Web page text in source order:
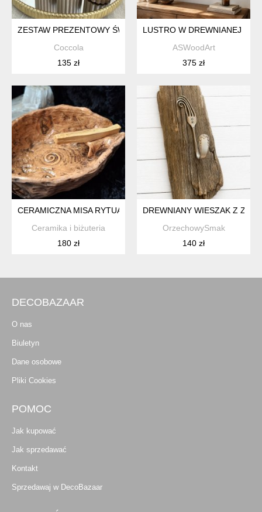
ZESTAW PREZENTOWY ŚWIECE EKOLOGICZNE SOJOWE
Coccola
135 zł
LUSTRO W DREWNIANEJ
ASWoodArt
375 zł
CERAMICZNA MISA RYTUALNA NA PALO SANTO -
Ceramika i biżuteria
180 zł
DREWNIANY WIESZAK Z
OrzechowySmak
140 zł
DECOBAZAAR
O nas
Biuletyn
Dane osobowe
Pliki Cookies
POMOC
Jak kupować
Jak sprzedawać
Kontakt
Sprzedawaj w DecoBazaar